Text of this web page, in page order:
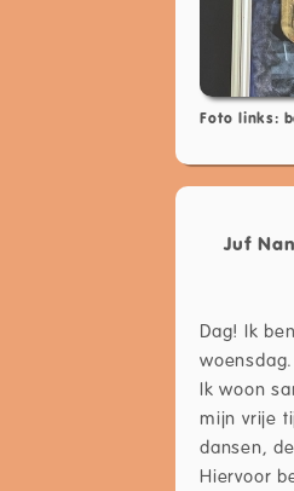
Foto links:
Juf
Dag! Ik
woensdag.
Ik woon
mijn vrije
dansen,
Hiervoor